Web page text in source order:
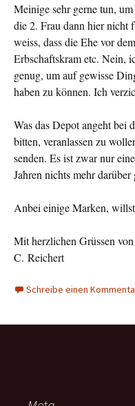
Meinige sehr gerne tun,
die 2. Frau dann hier nicht
weiss, dass die Ehe vor
Erbschaftskram etc. Nein,
genug, um auf gewisse
haben zu können. Ich
Was das Depot angeht
bitten, veranlassen zu
senden. Es ist zwar nur
Jahren nichts mehr darüber
Anbei einige Marken,
Mit herzlichen Grüssen
C. Reichert
Schreibe einen